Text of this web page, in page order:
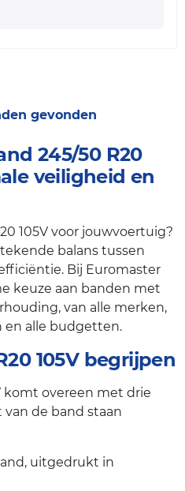
gevonden
245/50 R20
veiligheid en
105V voor jouwvoertuig?
balans tussen
Bij Euromaster
keuze aan banden met
van alle merken,
en alle budgetten.
105V begrijpen
komt overeen met drie
de band staan
uitgedrukt in